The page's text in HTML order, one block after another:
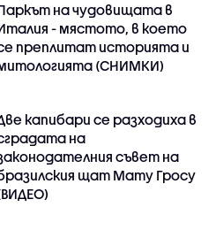
на чудовищата в
- мястото, в което
преплитат историята и
(СНИМКИ)
капибари се разходиха в
на
съвет на
щат Мату Гросу